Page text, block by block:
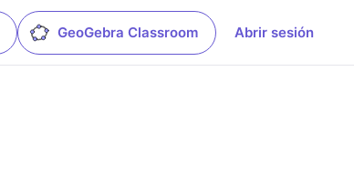
GeoGebra Classroom Abrir sesión